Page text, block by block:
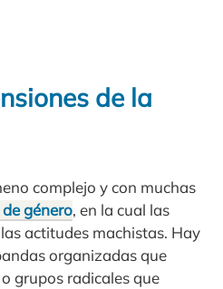
de la
complejo y con muchas
género, en la cual las
actitudes machistas. Hay
organizadas que
grupos radicales que